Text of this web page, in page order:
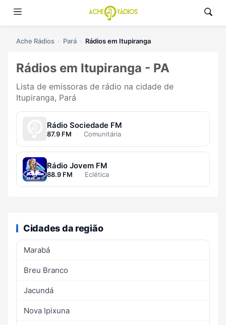
Ache Rádios Pará Rádios em Itupiranga
Rádios em Itupiranga - PA
Lista de emissoras de rádio na cidade de
Itupiranga, Pará
Rádio Sociedade FM
87.9 FM · Comunitária
Rádio Jovem FM
88.9 FM · Eclética
Cidades da região
Marabá
Breu Branco
Jacundá
Nova Ipixuna